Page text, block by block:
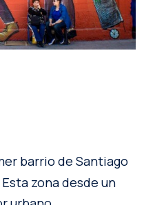
barrio de Santiago
zona desde un